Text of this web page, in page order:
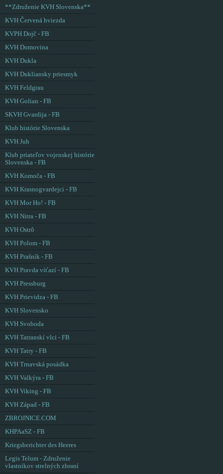
**Združenie KVH Slovenska**
KVH Červená hviezda
KVPH Dojč - FB
KVH Domovina
KVH Dukla
KVH Dukliansky priesmyk
KVH Feldgrau
KVH Golian - FB
SKVH Gvardija - FB
Klub histórie Slovenska
KVH Juh
Klub priateľov vojenskej histórie
Slovenska - FB
KVH Komoča - FB
KVH Krasnogvardejci - FB
KVH Mor Ho! - FB
KVH Nitra - FB
KVH Ostrô
KVH Polom - FB
KVH Prašník - FB
KVH Pravda víťazí - FB
KVH Pressburg
KVH Prievidza - FB
KVH Slovensko
KVH Svoboda
KVH Tatranskí vlci - FB
KVH Tatry - FB
KVH Trnavská posádka
KVH Valkýra - FB
KVH Viking - FB
KVH Západ - FB
ZBROJNICE.COM
KHPAaSZ - FB
Kriegsberichter des Heeres
Legis Telum - Združenie
vlastníkov strelných zbraní